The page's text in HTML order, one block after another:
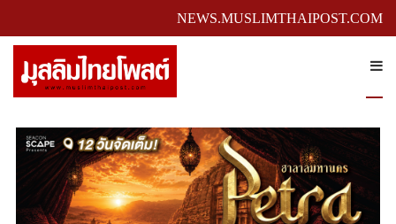
NEWS.MUSLIMTHAIPOST.COM